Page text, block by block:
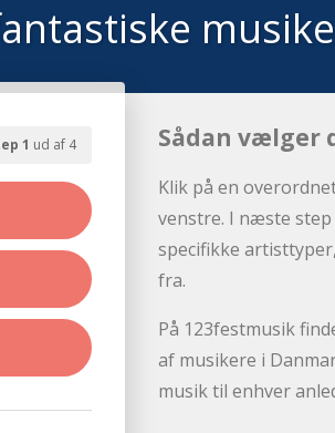
1 ud af 4 Sådan vælger
Klik på en
venstre. I næste
specifikke
fra.
På 123festmusik
af musikere i
musik til enhver